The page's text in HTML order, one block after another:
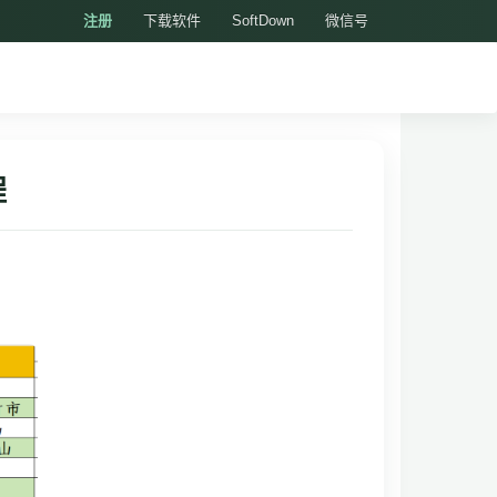
注册 下载软件 SoftDown 微信号